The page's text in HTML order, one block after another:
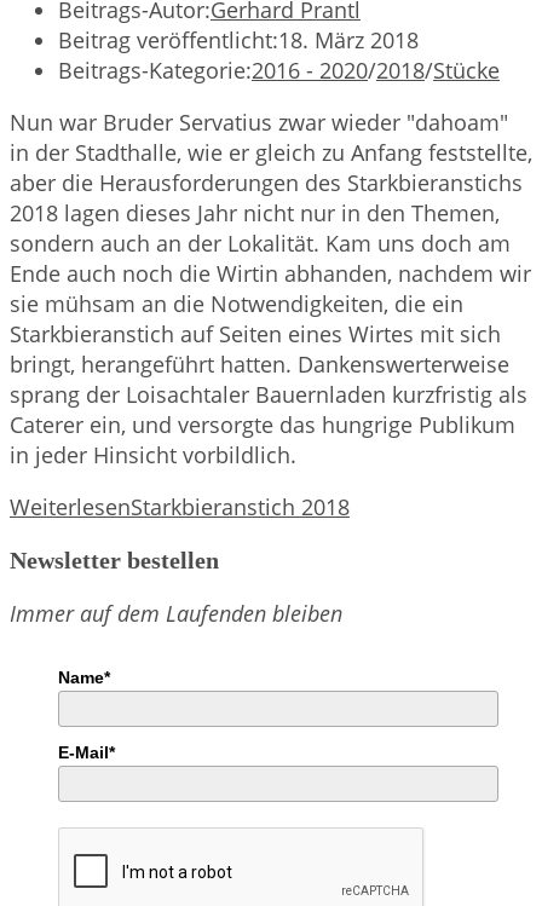
Beitrags-Autor:Gerhard Prantl
Beitrag veröffentlicht:18. März 2018
Beitrags-Kategorie:2016 - 2020/2018/Stücke
Nun war Bruder Servatius zwar wieder "dahoam"
in der Stadthalle, wie er gleich zu Anfang feststellte,
aber die Herausforderungen des Starkbieranstichs
2018 lagen dieses Jahr nicht nur in den Themen,
sondern auch an der Lokalität. Kam uns doch am
Ende auch noch die Wirtin abhanden, nachdem wir
sie mühsam an die Notwendigkeiten, die ein
Starkbieranstich auf Seiten eines Wirtes mit sich
bringt, herangeführt hatten. Dankenswerterweise
sprang der Loisachtaler Bauernladen kurzfristig als
Caterer ein, und versorgte das hungrige Publikum
in jeder Hinsicht vorbildlich.
WeiterlesenStarkbieranstich 2018
Newsletter bestellen
Immer auf dem Laufenden bleiben
Name*
E-Mail*